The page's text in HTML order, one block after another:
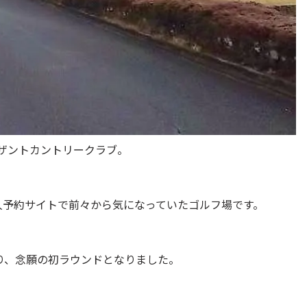
トカントリークラブ。
約サイトで前々から気になっていたゴルフ場です。
念願の初ラウンドとなりました。